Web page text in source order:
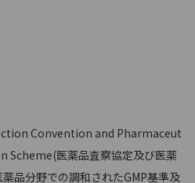
Convention and Pharmaceut
医薬品査察協定及び医薬
品分野での調和されたGMP基準及